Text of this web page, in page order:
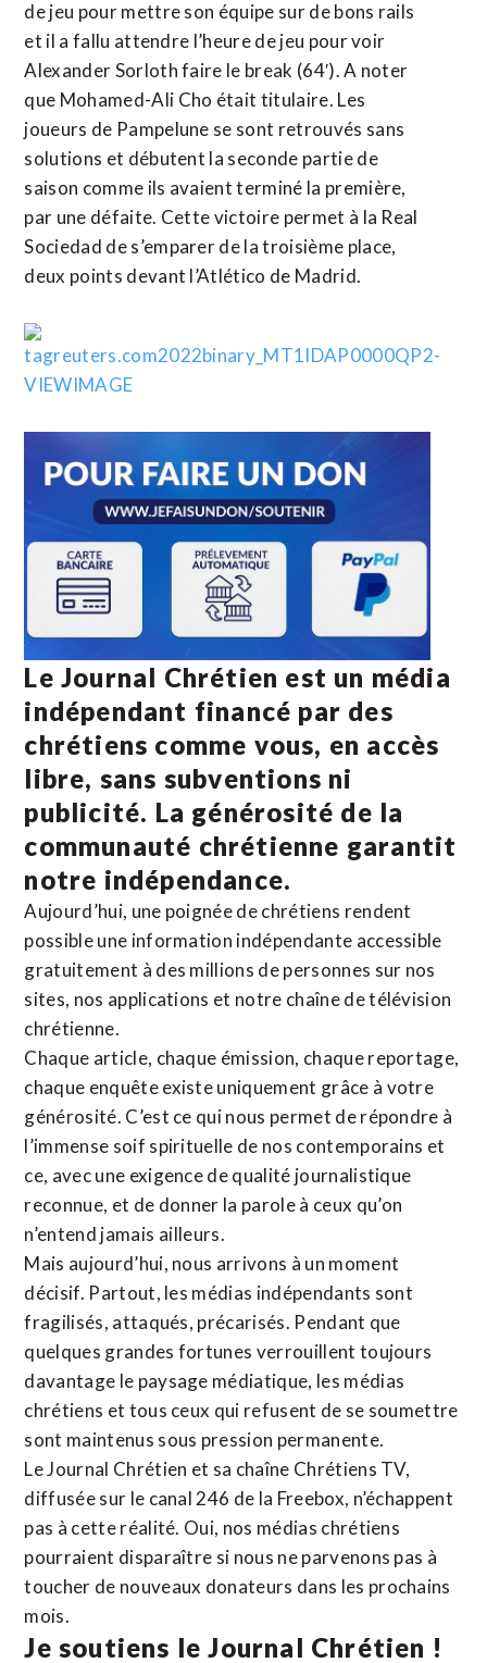
de jeu pour mettre son équipe sur de bons rails
et il a fallu attendre l’heure de jeu pour voir
Alexander Sorloth faire le break (64′). A noter
que Mohamed-Ali Cho était titulaire. Les
joueurs de Pampelune se sont retrouvés sans
solutions et débutent la seconde partie de
saison comme ils avaient terminé la première,
par une défaite. Cette victoire permet à la Real
Sociedad de s’emparer de la troisième place,
deux points devant l’Atlético de Madrid.
Le Journal Chrétien est un média
indépendant financé par des
chrétiens comme vous, en accès
libre, sans subventions ni
publicité. La générosité de la
communauté chrétienne garantit
notre indépendance.
Aujourd’hui, une poignée de chrétiens rendent
possible une information indépendante accessible
gratuitement à des millions de personnes sur nos
sites, nos applications et notre chaîne de télévision
chrétienne.
Chaque article, chaque émission, chaque reportage,
chaque enquête existe uniquement grâce à votre
générosité. C’est ce qui nous permet de répondre à
l’immense soif spirituelle de nos contemporains et
ce, avec une exigence de qualité journalistique
reconnue, et de donner la parole à ceux qu’on
n’entend jamais ailleurs.
Mais aujourd’hui, nous arrivons à un moment
décisif. Partout, les médias indépendants sont
fragilisés, attaqués, précarisés. Pendant que
quelques grandes fortunes verrouillent toujours
davantage le paysage médiatique, les médias
chrétiens et tous ceux qui refusent de se soumettre
sont maintenus sous pression permanente.
Le Journal Chrétien et sa chaîne Chrétiens TV,
diffusée sur le canal 246 de la Freebox, n’échappent
pas à cette réalité. Oui, nos médias chrétiens
pourraient disparaître si nous ne parvenons pas à
toucher de nouveaux donateurs dans les prochains
mois.
Je soutiens le Journal Chrétien !